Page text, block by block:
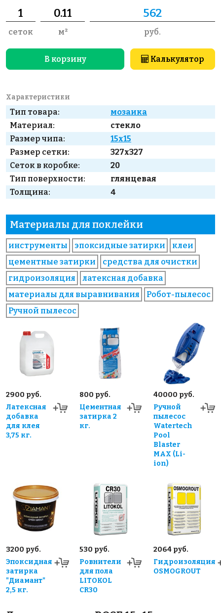
сеток м² руб.
В корзину Калькулятор
Характеристики
Тип товара:
мозаика
Материал:
стекло
Размер чипа:
15x15
Размер сетки:
327x327
Сеток в коробке:
20
Тип поверхности:
глянцевая
Толщина:
4
Материалы для поклейки
инструменты эпоксидные затирки
клеи
цементные затирки
средства для очистки
гидроизоляция
латексная добавка
материалы для выравнивания
Робот-пылесос
Ручной пылесос
2900 руб.
Латексная
добавка
для клея
3,75 кг.
800 руб.
Цементная
затирка 2
кг.
40000 руб.
Ручной
пылесос
Watertech
Pool
Blaster
MAX (Li-
ion)
3200 руб.
Эпоксидная
затирка
"Диамант"
2,5 кг.
530 руб.
Ровнители
для пола
LITOKOL
CR30
2064 руб.
Гидроизоляция
OSMOGROUT